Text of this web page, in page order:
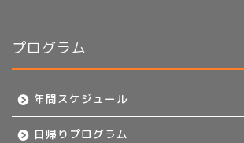
プログラム
年間スケジュール
日帰りプログラム